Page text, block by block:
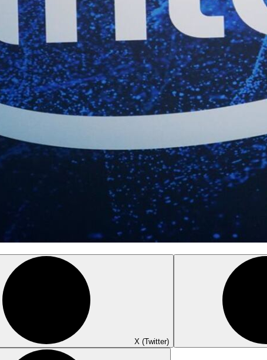
X (Twitter)